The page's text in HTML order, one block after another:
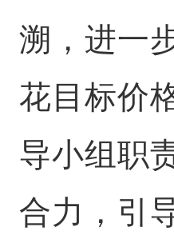
溯，进一
花目标价
导小组职
合力，引